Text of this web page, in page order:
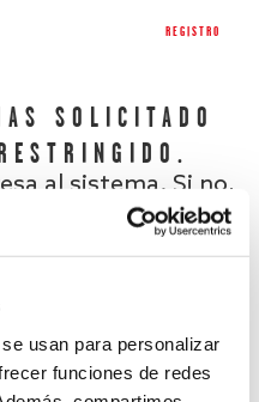
usan para personalizar
funciones de redes
REGISTRO
SOLICITADO
al sistema. Si no,